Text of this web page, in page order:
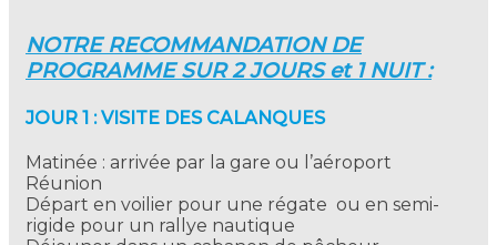
NOTRE RECOMMANDATION DE
PROGRAMME SUR 2 JOURS et 1 NUIT :
JOUR 1 : VISITE DES CALANQUES
Matinée : arrivée par la gare ou l’aéroport
Réunion
Départ en voilier pour une régate ou en semi-
rigide pour un rallye nautique